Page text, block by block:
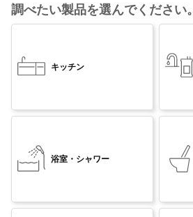
調べたい製品を選んでください。
キッチン
浴室・シャワー